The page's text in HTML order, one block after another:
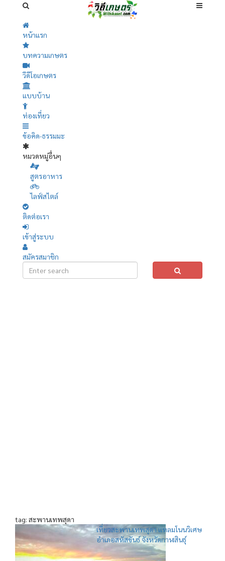
หน้าแรก
บทความเกษตร
วีดีโอเกษตร
แบบบ้าน
ท่องเที่ยว
ข้อคิด-ธรรมมะ
หมวดหมู่อื่นๆ
สูตรอาหาร
ไลฟ์สไตล์
ติดต่อเรา
เข้าสู่ระบบ
สมัครสมาชิก
tag: สะพานเทพสุดา
เที่ยวสะพานเทพสุดา แหลมโนนวิเศษ
อำเภอสหัสขันธ์ จังหวัดกาฬสินธุ์